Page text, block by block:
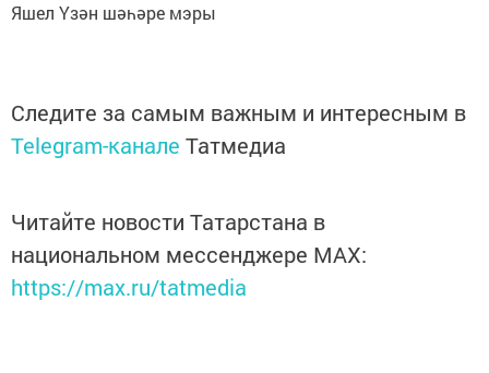
Яшел Үзән шәһәре мэры
Следите за самым важным и интересным в
Telegram-канале Татмедиа
Читайте новости Татарстана в
национальном мессенджере MАХ:
https://max.ru/tatmedia